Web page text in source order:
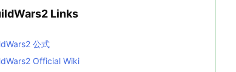
Links
公式
Official Wiki